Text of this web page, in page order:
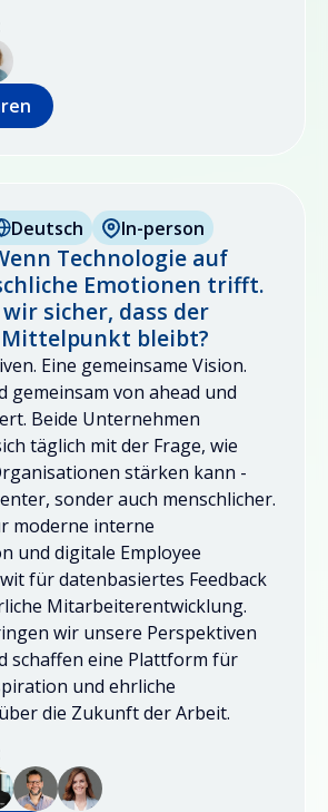
Deutsch In-person
Technologie auf
Emotionen trifft.
sicher, dass der
Mittelpunkt bleibt?
Eine gemeinsame Vision.
gemeinsam von ahead und
Beide Unternehmen
täglich mit der Frage, wie
stärken kann -
sonder auch menschlicher.
moderne interne
und digitale Employee
für datenbasiertes Feedback
Mitarbeiterentwicklung.
wir unsere Perspektiven
schaffen eine Plattform für
und ehrliche
die Zukunft der Arbeit.